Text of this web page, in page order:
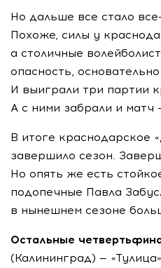
Но дальше все стало
Похоже, силы у
а столичные
опасность,
И выиграли три партии
А с ними забрали и матч
В итоге краснодарское
завершило сезон.
Но опять же есть
подопечные Павла
в нынешнем сезоне
Остальные
(Калининград) —